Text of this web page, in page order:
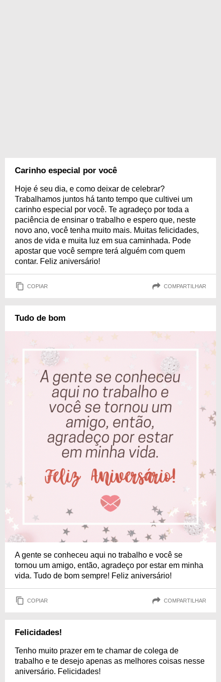
Carinho especial por você
Hoje é seu dia, e como deixar de celebrar?
Trabalhamos juntos há tanto tempo que cultivei um
carinho especial por você. Te agradeço por toda a
paciência de ensinar o trabalho e espero que, neste
novo ano, você tenha muito mais. Muitas felicidades,
anos de vida e muita luz em sua caminhada. Pode
apostar que você sempre terá alguém com quem
contar. Feliz aniversário!
COPIAR COMPARTILHAR
Tudo de bom
A gente se conheceu aqui no trabalho e você se
tornou um amigo, então, agradeço por estar em minha
vida. Tudo de bom sempre! Feliz aniversário!
COPIAR COMPARTILHAR
Felicidades!
Tenho muito prazer em te chamar de colega de
trabalho e te desejo apenas as melhores coisas nesse
aniversário. Felicidades!